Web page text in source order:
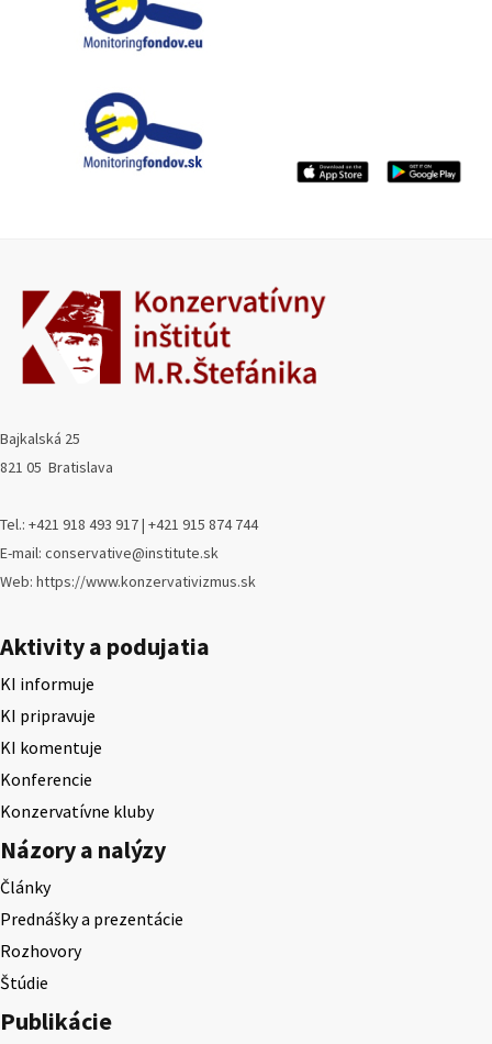
Bajkalská 25
821 05 Bratislava
Tel.: +421 918 493 917 | +421 915 874 744
E-mail: conservative@institute.sk
Web: https://www.konzervativizmus.sk
Aktivity a podujatia
KI informuje
KI pripravuje
KI komentuje
Konferencie
Konzervatívne kluby
Názory a nalýzy
Články
Prednášky a prezentácie
Rozhovory
Štúdie
Publikácie